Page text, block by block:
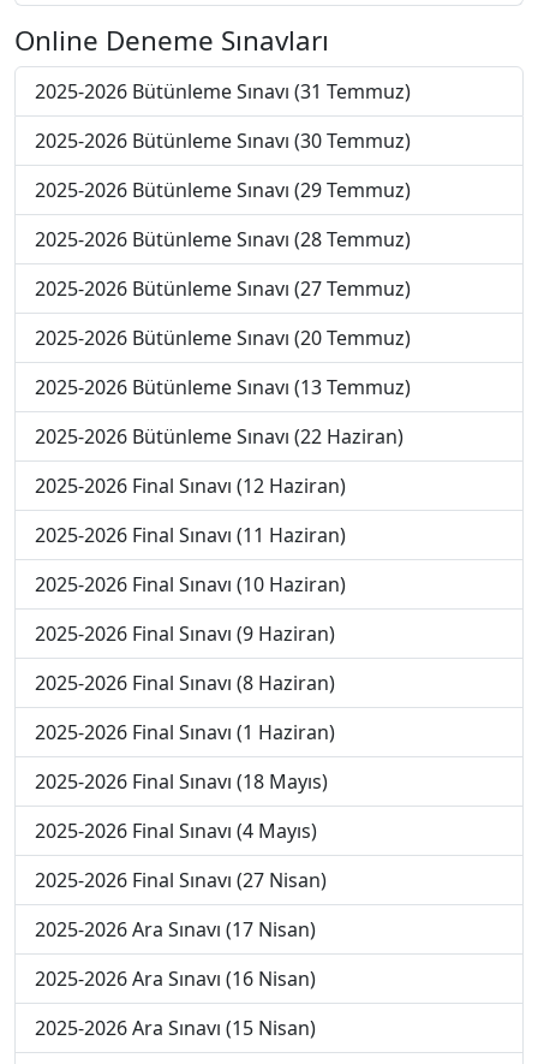
Online Deneme Sınavları
2025-2026 Bütünleme Sınavı (31 Temmuz)
2025-2026 Bütünleme Sınavı (30 Temmuz)
2025-2026 Bütünleme Sınavı (29 Temmuz)
2025-2026 Bütünleme Sınavı (28 Temmuz)
2025-2026 Bütünleme Sınavı (27 Temmuz)
2025-2026 Bütünleme Sınavı (20 Temmuz)
2025-2026 Bütünleme Sınavı (13 Temmuz)
2025-2026 Bütünleme Sınavı (22 Haziran)
2025-2026 Final Sınavı (12 Haziran)
2025-2026 Final Sınavı (11 Haziran)
2025-2026 Final Sınavı (10 Haziran)
2025-2026 Final Sınavı (9 Haziran)
2025-2026 Final Sınavı (8 Haziran)
2025-2026 Final Sınavı (1 Haziran)
2025-2026 Final Sınavı (18 Mayıs)
2025-2026 Final Sınavı (4 Mayıs)
2025-2026 Final Sınavı (27 Nisan)
2025-2026 Ara Sınavı (17 Nisan)
2025-2026 Ara Sınavı (16 Nisan)
2025-2026 Ara Sınavı (15 Nisan)